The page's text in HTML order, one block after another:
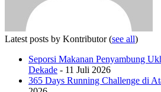
Latest posts by Kontributor(see all)
Seporsi Makanan Penyambung
Dekade - 11 Juli 2026
365 Days Running Challenge di